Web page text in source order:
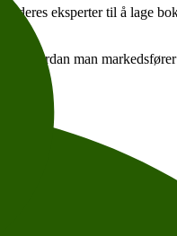
deres eksperter til å lage
hvordan man